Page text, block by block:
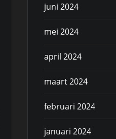
juni 2024
mei 2024
april 2024
maart 2024
februari 2024
januari 2024